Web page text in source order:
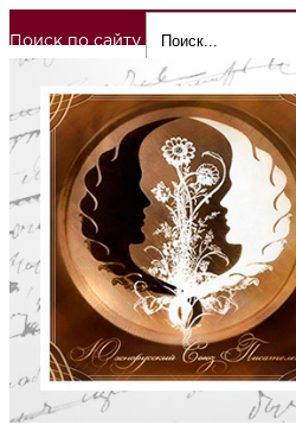
Поиск по сайту